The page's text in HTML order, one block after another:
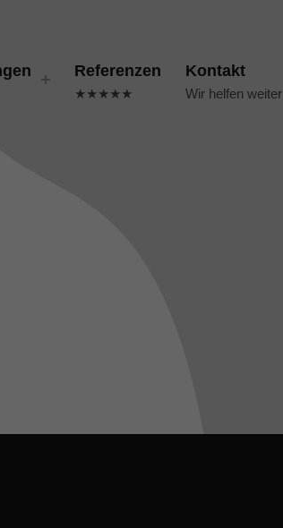
Referenzen
★★★★★
Kontakt
Wir helfen weiter